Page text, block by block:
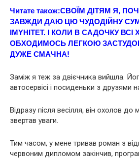
Читате також:CВОЇМ ДІТЯМ Я,
ЗAВЖДИ ДАЮ ЦЮ ЧУДОДІЙНУ
IМYНIТЕТ. І КОЛИ В САДОЧКУ ВСІ
ОБХOДИМОСЬ ЛEГКOЮ
ДУЖE СМAЧНА!
Заміж я теж за двієчника вийшла.
автосервісі і посиденьки з друзями
Відразу після весілля, він охолов до
звертав уваги.
Тим часом, у мене тривав роман з
червоним дипломом закінчив,